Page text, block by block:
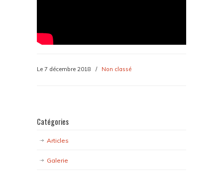
Le 7 décembre 2018 / Non classé
Catégories
Articles
Galerie